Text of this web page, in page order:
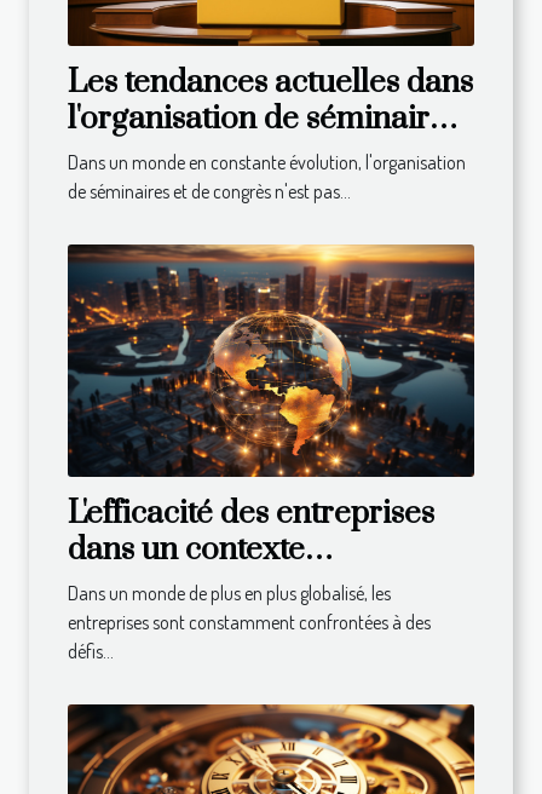
Les tendances actuelles dans
l'organisation de séminaires
et congrès
Dans un monde en constante évolution, l'organisation
de séminaires et de congrès n'est pas...
L'efficacité des entreprises
dans un contexte
international : défis et
solutions
Dans un monde de plus en plus globalisé, les
entreprises sont constamment confrontées à des
défis...